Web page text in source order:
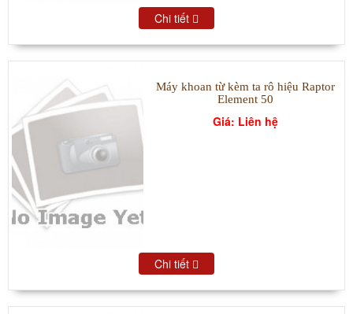
Chi tiết
Máy khoan từ kèm ta rô hiệu Raptor
Element 50
Giá: Liên hệ
Chi tiết